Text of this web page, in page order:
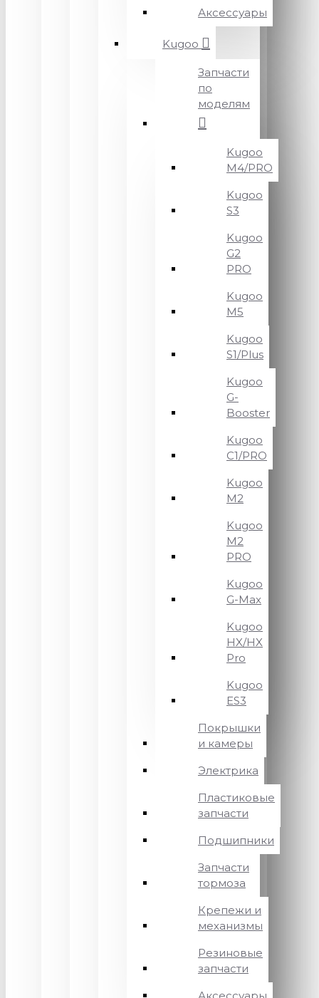
Аксессуары
Kugoo
Запчасти
по
моделям
Kugoo
M4/PRO
Kugoo
S3
Kugoo
G2
PRO
Kugoo
M5
Kugoo
S1/Plus
Kugoo
G-
Booster
Kugoo
C1/PRO
Kugoo
M2
Kugoo
M2
PRO
Kugoo
G-Max
Kugoo
HX/HX
Pro
Kugoo
ES3
Покрышки
и камеры
Электрика
Пластиковые
запчасти
Подшипники
Запчасти
тормоза
Крепежи и
механизмы
Резиновые
запчасти